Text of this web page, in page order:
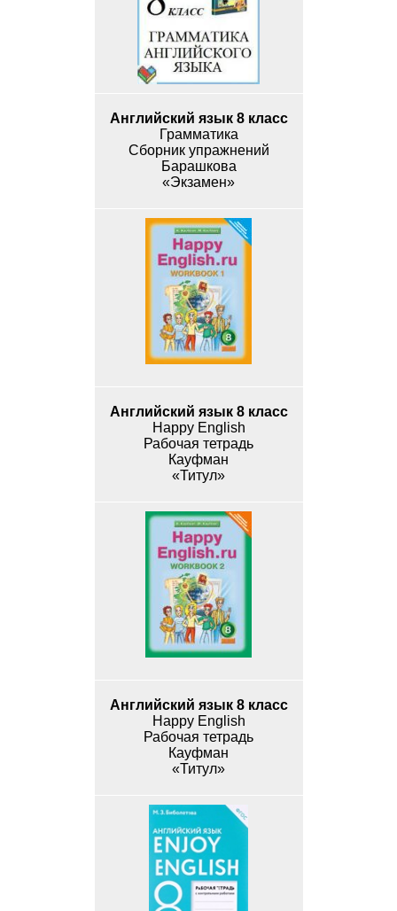
Английский язык 8 класс
Грамматика
Сборник упражнений
Барашкова
«Экзамен»
Английский язык 8 класс
Happy English
Рабочая тетрадь
Кауфман
«Титул»
Английский язык 8 класс
Happy English
Рабочая тетрадь
Кауфман
«Титул»